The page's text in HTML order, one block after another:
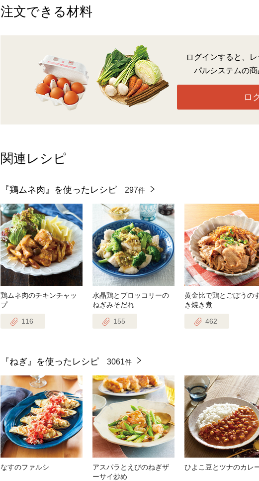
注文できる材料
ログインすると、
パルシステムの商
ロ
関連レシピ
『鶏ムネ肉』を使ったレシピ 297件
鶏ムネ肉のチキンチャッ
プ
116
水晶鶏とブロッコリーの
ねぎみそだれ
155
黄金比で鶏とごぼうの
き焼き煮
462
『ねぎ』を使ったレシピ 3061 件
なすのファルシ
アスパラとえびのねぎザ
ーサイ炒め
ひよこ豆とツナのカレ